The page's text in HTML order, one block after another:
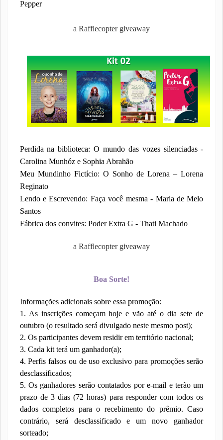
Pepper
a Rafflecopter giveaway
Perdida na biblioteca: O mundo das vozes silenciadas -
Carolina Munhóz e Sophia Abrahão
Meu Mundinho Fictício: O Sonho de Lorena – Lorena
Reginato
Lendo e Escrevendo: Faça você mesma - Maria de Melo
Santos
Fábrica dos convites: Poder Extra G - Thati Machado
a Rafflecopter giveaway
Boa Sorte!
Informações adicionais sobre essa promoção:
1. As inscrições começam hoje e vão até o dia sete de
outubro (o resultado será divulgado neste mesmo post);
2. Os participantes devem residir em território nacional;
3. Cada kit terá um ganhador(a);
4. Perfis falsos ou de uso exclusivo para promoções serão
desclassificados;
5. Os ganhadores serão contatados por e-mail e terão um
prazo de 3 dias (72 horas) para responder com todos os
dados completos para o recebimento do prêmio. Caso
contrário, será desclassificado e um novo ganhador
sorteado;